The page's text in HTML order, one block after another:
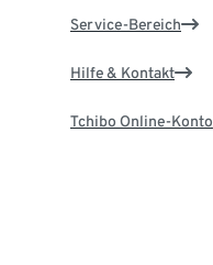
Service-Bereich
Hilfe & Kontakt
Tchibo Online-Konto